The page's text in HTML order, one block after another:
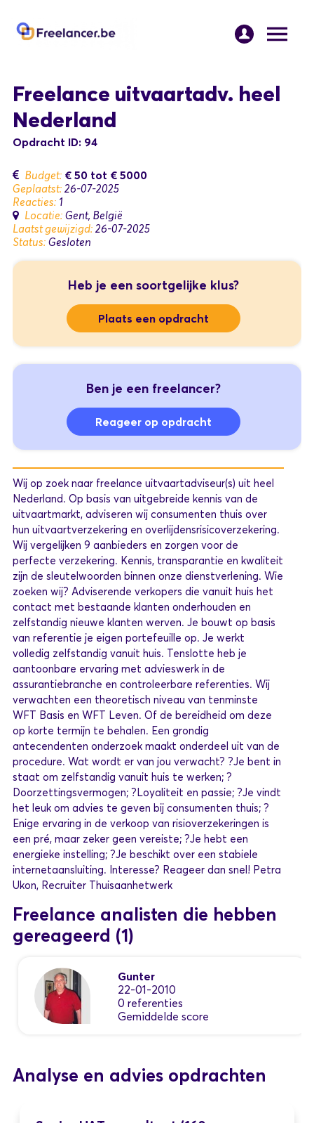
Freelance uitvaartadv. heel
Nederland
Opdracht ID: 94
Budget: € 50 tot € 5000
Geplaatst: 26-07-2025
Reacties: 1
Locatie: Gent, België
Laatst gewijzigd: 26-07-2025
Status: Gesloten
Heb je een soortgelijke klus?
Plaats een opdracht
Ben je een freelancer?
Reageer op opdracht
Wij op zoek naar freelance uitvaartadviseur(s) uit heel
Nederland. Op basis van uitgebreide kennis van de
uitvaartmarkt, adviseren wij consumenten thuis over
hun uitvaartverzekering en overlijdensrisicoverzekering.
Wij vergelijken 9 aanbieders en zorgen voor de
perfecte verzekering. Kennis, transparantie en kwaliteit
zijn de sleutelwoorden binnen onze dienstverlening. Wie
zoeken wij? Adviserende verkopers die vanuit huis het
contact met bestaande klanten onderhouden en
zelfstandig nieuwe klanten werven. Je bouwt op basis
van referentie je eigen portefeuille op. Je werkt
volledig zelfstandig vanuit huis. Tenslotte heb je
aantoonbare ervaring met advieswerk in de
assurantiebranche en controleerbare referenties. Wij
verwachten een theoretisch niveau van tenminste
WFT Basis en WFT Leven. Of de bereidheid om deze
op korte termijn te behalen. Een grondig
antecendenten onderzoek maakt onderdeel uit van de
procedure. Wat wordt er van jou verwacht? ?Je bent in
staat om zelfstandig vanuit huis te werken; ?
Doorzettingsvermogen; ?Loyaliteit en passie; ?Je vindt
het leuk om advies te geven bij consumenten thuis; ?
Enige ervaring in de verkoop van risioverzekeringen is
een pré, maar zeker geen vereiste; ?Je hebt een
energieke instelling; ?Je beschikt over een stabiele
internetaansluiting. Interesse? Reageer dan snel! Petra
Ukon, Recruiter Thuisaanhetwerk
Freelance analisten die hebben
gereageerd (1)
Gunter
22-01-2010
0 referenties
Gemiddelde score
Analyse en advies opdrachten